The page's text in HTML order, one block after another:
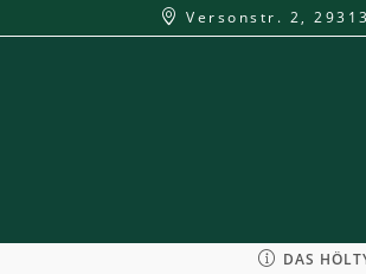
Inhalt
Versonstr. 2,
DAS